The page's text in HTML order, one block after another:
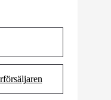
tab)
tab)